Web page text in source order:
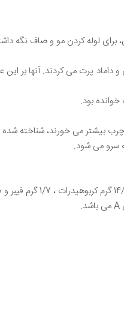
لوله کردن مو و صاف نگه
و داماد پرت می کردند. آنها بر
بود.
بیشتر می خورند، شناخته
سرو می شود.